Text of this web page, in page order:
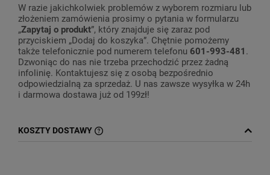
W razie jakichkolwiek problemów z wyborem rozmiaru lub
złożeniem zamówienia prosimy o pytania w formularzu
„Zapytaj o produkt”, który znajduje się zaraz pod
przyciskiem „Dodaj do koszyka”. Chętnie pomożemy
także telefonicznie pod numerem telefonu 601-993-481 .
Dzwoniąc do nas nie trzeba przechodzić przez żadną
infolinię. Kontaktujesz się z osobą bezpośrednio
odpowiedzialną za sprzedaż. U nas zawsze wysyłka w 24h
i darmowa dostawa już od 199zł!
KOSZTY DOSTAWY